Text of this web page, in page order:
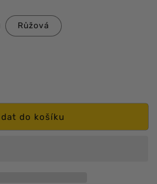
Růžová
do košíku